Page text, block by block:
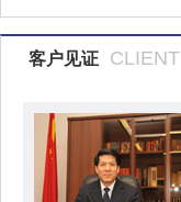
客户见证 CLIENT